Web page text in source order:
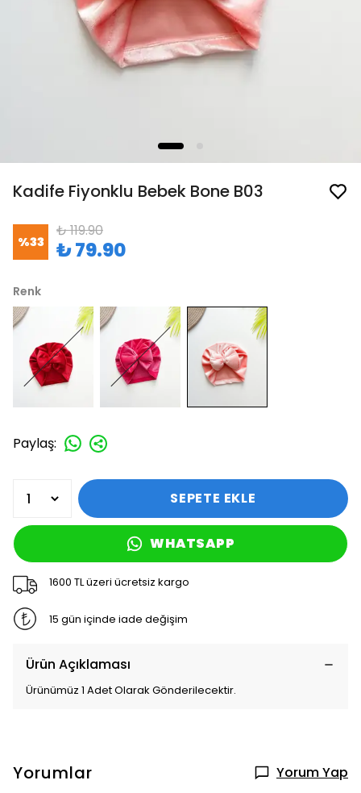
Kadife Fiyonklu Bebek Bone B03
%33
₺ 119.90
₺ 79.90
Renk
Paylaş:
SEPETE EKLE
WHATSAPP
1600 TL üzeri ücretsiz kargo
15 gün içinde iade değişim
Ürün Açıklaması
Ürünümüz 1 Adet Olarak Gönderilecektir.
Yorumlar Yorum Yap